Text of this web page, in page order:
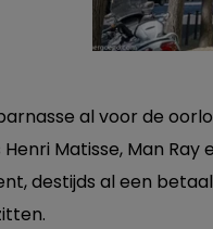
al voor de
Matisse, Man Ray
destijds al een